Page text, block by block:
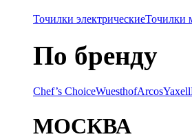
Точилки электрическиеТочилки
По бренду
Chef’s ChoiceWuesthofArcosYaxell
МОСКВА